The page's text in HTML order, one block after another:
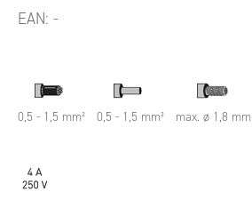
EAN: -
0,5 - 1,5 mm² 0,5 - 1,5 mm² max. ø 1,8 mm